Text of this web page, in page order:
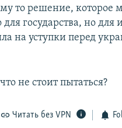
то решение,
для государства, но
на уступки перед
не стоит пытаться?
Читать без VPN